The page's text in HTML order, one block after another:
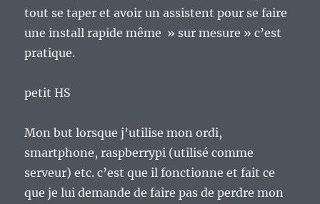
tout se taper et avoir un assistent pour se faire
une install rapide même » sur mesure » c’est
pratique.
petit HS
Mon but lorsque j’utilise mon ordi,
smartphone, raspberrypi (utilisé comme
serveur) etc. c’est que il fonctionne et fait ce
que je lui demande de faire pas de perdre mon